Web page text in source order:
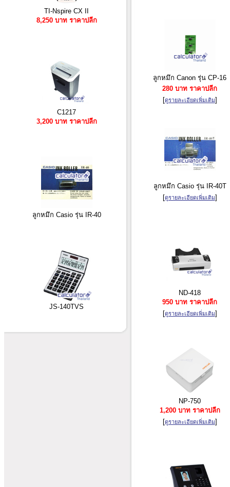
TI-Nspire CX II
8,250 บาท ราคาปลีก
C1217
3,200 บาท ราคาปลีก
ลูกหมึก Casio รุ่น IR-40
JS-140TVS
ลูกหมึก Canon รุ่น CP-16
280 บาท ราคาปลีก
[ดูรายละเอียดเพิ่มเติม]
ลูกหมึก Casio รุ่น IR-40T
[ดูรายละเอียดเพิ่มเติม]
ND-418
950 บาท ราคาปลีก
[ดูรายละเอียดเพิ่มเติม]
NP-750
1,200 บาท ราคาปลีก
[ดูรายละเอียดเพิ่มเติม]